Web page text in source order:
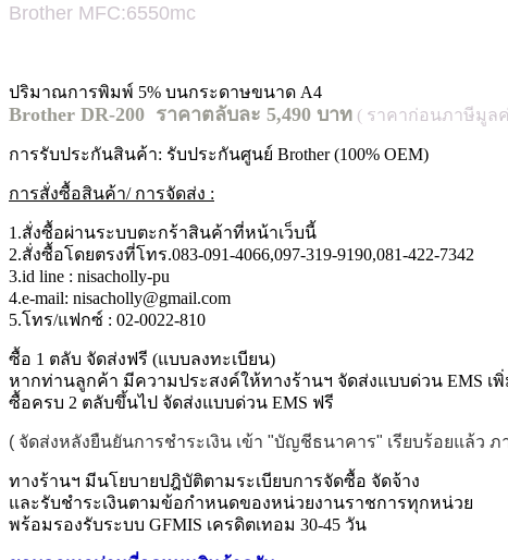
Brother MFC:6550mc
ปริมาณการพิมพ์ 5% บนกระดาษขนาด A4
Brother DR-200 ราคาตลับละ 5,490 บาท ( ราคาก่อนภาษีมูลค่
การรับประกันสินค้า: รับประกันศูนย์ Brother (100% OEM)
การสั่งซื้อสินค้า/ การจัดส่ง :
1.สั่งซื้อผ่านระบบตะกร้าสินค้าที่หน้าเว็บนี้
2.สั่งซื้อโดยตรงที่โทร.083-091-4066,097-319-9190,081-422-7342
3.id line : nisacholly-pu
4.e-mail: nisacholly@gmail.com
5.โทร/แฟกซ์ : 02-0022-810
ซื้อ 1 ตลับ จัดส่งฟรี (แบบลงทะเบียน)
หากท่านลูกค้า มีความประสงค์ให้ทางร้านฯ จัดส่งแบบด่วน EMS เพิ่
ซื้อครบ 2 ตลับขึ้นไป จัดส่งแบบด่วน EMS ฟรี
( จัดส่งหลังยืนยันการชำระเงิน เข้า "บัญชีธนาคาร" เรียบร้อยแล้ว ภ
ทางร้านฯ มีนโยบายปฎิบัติตามระเบียบการจัดซื้อ จัดจ้าง
และรับชำระเงินตามข้อกำหนดของหน่วยงานราชการทุกหน่วย
พร้อมรองรับระบบ GFMIS เครดิตเทอม 30-45 วัน